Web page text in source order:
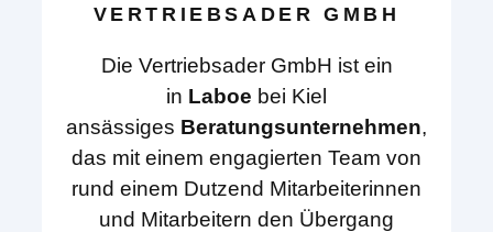
VERTRIEBSADER GMBH
Die Vertriebsader GmbH ist ein
in Laboe bei Kiel
ansässiges Beratungsunternehmen,
das mit einem engagierten Team von
rund einem Dutzend Mitarbeiterinnen
und Mitarbeitern den Übergang